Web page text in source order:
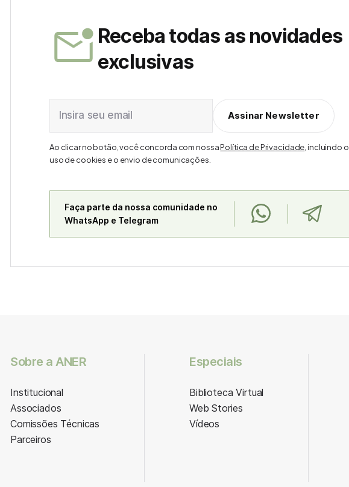
Receba todas as novidades
exclusivas
Insira seu email Assinar Newsletter
Ao clicar no botão, você concorda com nossaPolítica de Privacidade , incluindo o
uso de cookies e o envio de comunicações.
Faça parte da nossa comunidade no
WhatsApp e Telegram
Sobre a ANER
Institucional
Associados
Comissões Técnicas
Parceiros
Especiais
Biblioteca Virtual
Web Stories
Vídeos